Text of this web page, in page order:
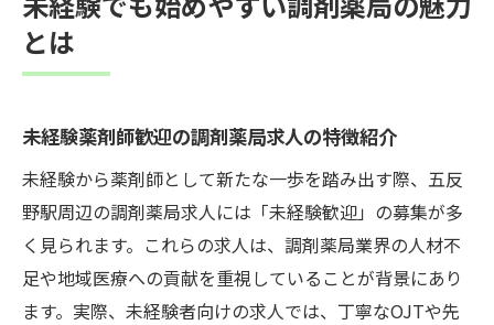
とは
未経験薬剤師歓迎の調剤薬局求人の特徴紹介
未経験から薬剤師として新たな一歩を踏み出す際、五反
野駅周辺の調剤薬局求人には「未経験歓迎」の募集が多
く見られます。これらの求人は、調剤薬局業界の人材不
足や地域医療への貢献を重視していることが背景にあり
ます。実際、未経験者向けの求人では、丁寧なOJTや先